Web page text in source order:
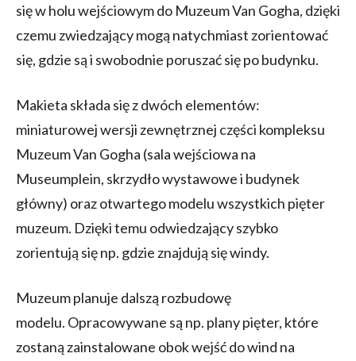
się w holu wejściowym do Muzeum Van Gogha, dzięki
czemu zwiedzający mogą natychmiast zorientować
się, gdzie są i swobodnie poruszać się po budynku.
Makieta składa się z dwóch elementów:
miniaturowej wersji zewnętrznej części kompleksu
Muzeum Van Gogha (sala wejściowa na
Museumplein, skrzydło wystawowe i budynek
główny) oraz otwartego modelu wszystkich pięter
muzeum. Dzięki temu odwiedzający szybko
zorientują się np. gdzie znajdują się windy.
Muzeum planuje dalszą rozbudowę
modelu. Opracowywane są np. plany pięter, które
zostaną zainstalowane obok wejść do wind na